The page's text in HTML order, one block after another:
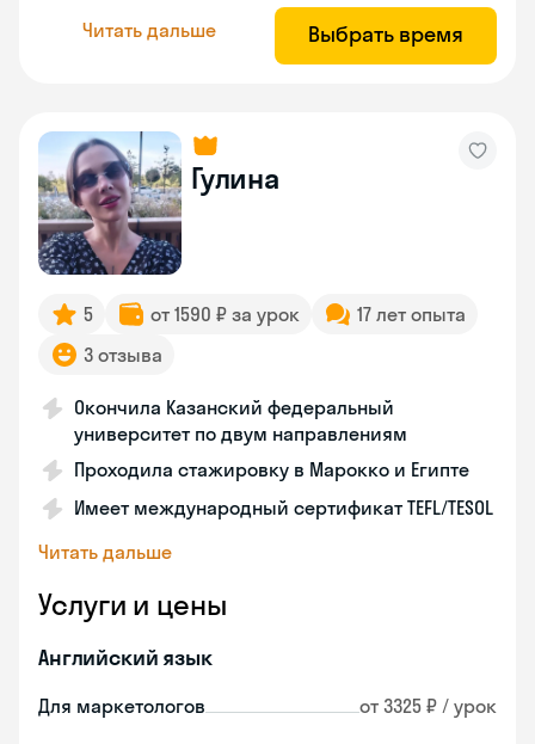
Читать дальше Выбрать время
Гулина
5 от 1590 ₽ за урок
17 лет опыта
3 отзыва
Окончила Казанский федеральный
университет по двум направлениям
Проходила стажировку в Марокко и Египте
Имеет международный сертификат TEFL/TESOL
Читать дальше
Услуги и цены
Английский язык
Для маркетологов от 3325 ₽ / урок